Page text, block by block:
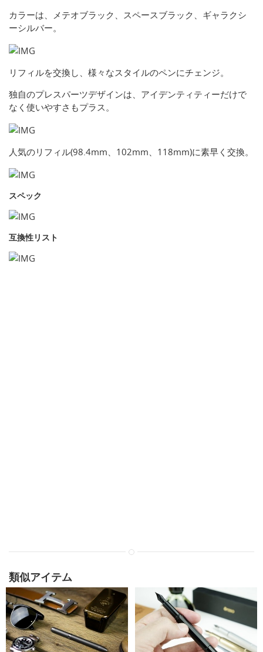
カラーは、メテオブラック、スペースブラック、ギャラクシ
ーシルバー。
リフィルを交換し、様々なスタイルのペンにチェンジ。
独自のプレスパーツデザインは、アイデンティティーだけで
なく使いやすさもプラス。
人気のリフィル(98.4mm、102mm、118mm)に素早く交換。
スペック
互換性リスト
類似アイテム